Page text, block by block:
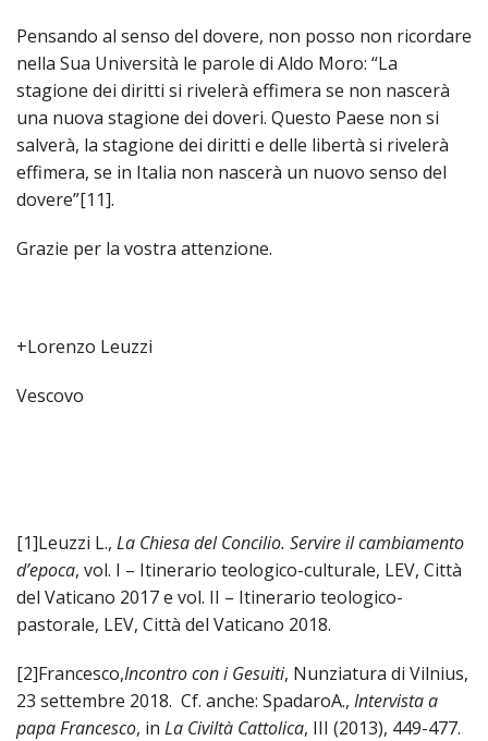
Pensando al senso del dovere, non posso non ricordare
nella Sua Università le parole di Aldo Moro: “La
stagione dei diritti si rivelerà effimera se non nascerà
una nuova stagione dei doveri. Questo Paese non si
salverà, la stagione dei diritti e delle libertà si rivelerà
effimera, se in Italia non nascerà un nuovo senso del
dovere”[11].
Grazie per la vostra attenzione.
+Lorenzo Leuzzi
Vescovo
[1]Leuzzi L., La Chiesa del Concilio. Servire il cambiamento
d’epoca, vol. I – Itinerario teologico-culturale, LEV, Città
del Vaticano 2017 e vol. II – Itinerario teologico-
pastorale, LEV, Città del Vaticano 2018.
[2]Francesco,Incontro con i Gesuiti, Nunziatura di Vilnius,
23 settembre 2018. Cf. anche: SpadaroA., Intervista a
papa Francesco, in La Civiltà Cattolica, III (2013), 449-477.